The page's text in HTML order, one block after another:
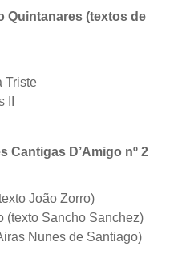
Quintanares (textos de
Triste
Cantigas D’Amigo nº 2
João Zorro)
(texto Sancho Sanchez)
Nunes de Santiago)